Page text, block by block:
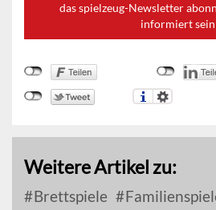
das spielzeug-Newsletter
informiert
Weitere Artikel zu:
Brettspiele